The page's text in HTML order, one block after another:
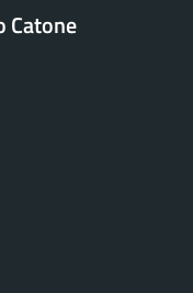
Catone